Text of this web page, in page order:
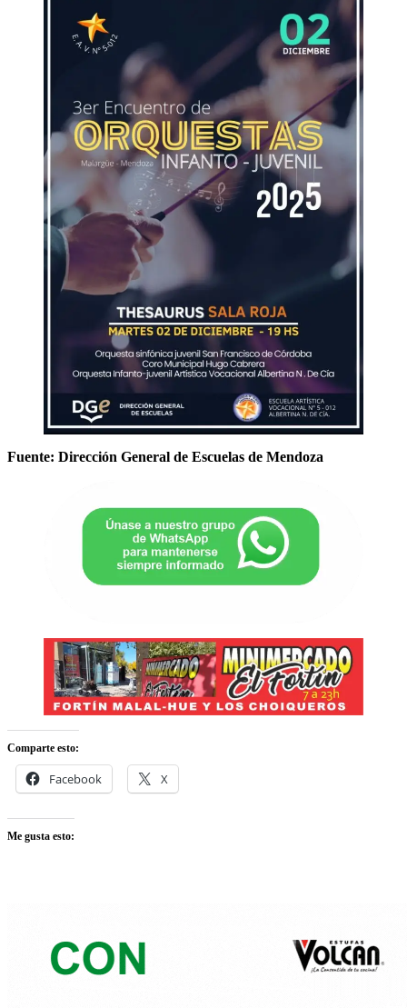
Fuente: Dirección General de Escuelas de Mendoza
Comparte esto:
Facebook X
Me gusta esto: